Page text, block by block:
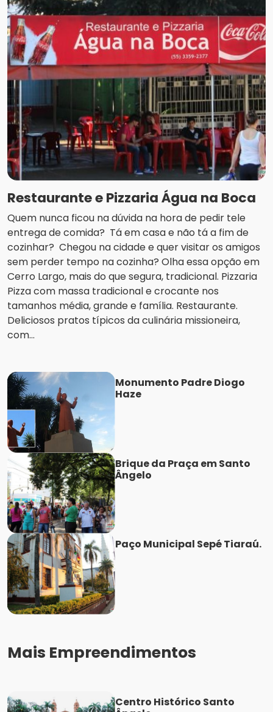
Restaurante e Pizzaria Água na Boca
Quem nunca ficou na dúvida na hora de pedir tele
entrega de comida? Tá em casa e não tá a fim de
cozinhar? Chegou na cidade e quer visitar os amigos
sem perder tempo na cozinha? Olha essa opção em
Cerro Largo, mais do que segura, tradicional. Pizzaria
Pizza com massa tradicional e crocante nos
tamanhos média, grande e família. Restaurante.
Deliciosos pratos típicos da culinária missioneira,
com...
Monumento Padre Diogo
Haze
Brique da Praça em Santo
Ângelo
Paço Municipal Sepé Tiaraú.
Mais Empreendimentos
Centro Histórico Santo